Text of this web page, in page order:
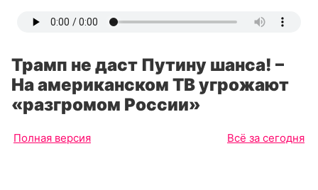
Трамп не даст Путину шанса! –
На американском ТВ угрожают
«разгромом России»
Полная версия Всё за сегодня